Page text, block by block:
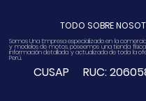
TODO SOBRE
Somos Una Empresa especializado en la
y modelos de motos, poseemos una tienda
información detallada y actualizada de toda la
Perú.
CUSAP RUC: